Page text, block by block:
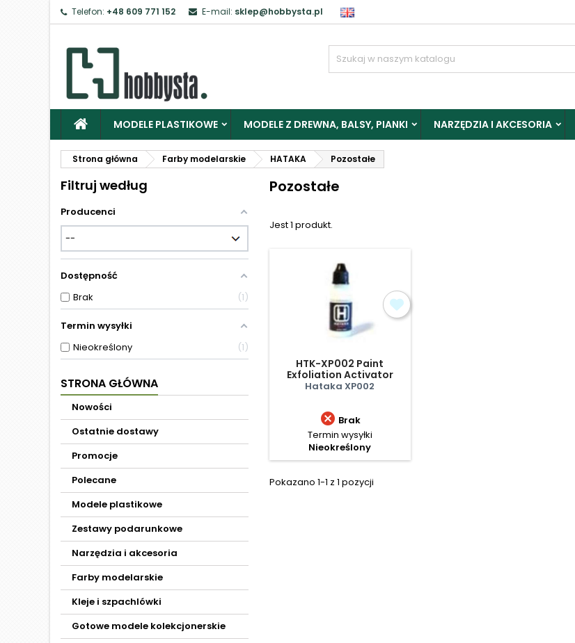
Telefon: +48 609 771 152 E-mail: sklep@hobbysta.pl
MODELE PLASTIKOWE MODELE Z DREWNA, BALSY, PIANKI NARZĘDZIA I AKCESORIA
Strona główna Farby modelarskie HATAKA Pozostałe
Filtruj według
Producenci
Dostępność
Brak
1
Termin wysyłki
Nieokreślony
1
STRONA GŁÓWNA
Nowości
Ostatnie dostawy
Promocje
Polecane
Modele plastikowe
Zestawy podarunkowe
Narzędzia i akcesoria
Farby modelarskie
Kleje i szpachlówki
Gotowe modele kolekcjonerskie
Pozostałe
Jest 1 produkt.
HTK-XP002 Paint
Exfoliation Activator
Hataka XP002
 Brak
Termin wysyłki
Nieokreślony
Pokazano 1-1 z 1 pozycji
Zaloguj
Aby zapisać produkty do Schowka, musisz się zalogować.
Anuluj